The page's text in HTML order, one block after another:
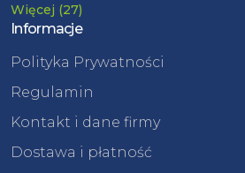
Więcej (27)
Informacje
Polityka Prywatności
Regulamin
Kontakt i dane firmy
Dostawa i płatność